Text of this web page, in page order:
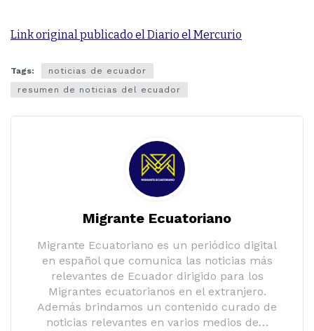
Link original publicado el Diario el Mercurio
Tags:
noticias de ecuador
resumen de noticias del ecuador
Migrante Ecuatoriano
Migrante Ecuatoriano es un periódico digital
en español que comunica las noticias más
relevantes de Ecuador dirigido para los
Migrantes ecuatorianos en el extranjero.
Además brindamos un contenido curado de
noticias relevantes en varios medios de…